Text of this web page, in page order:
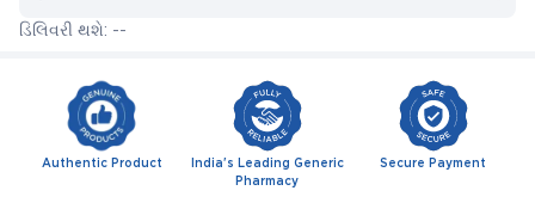
ડિલિવરી થશે: --
Authentic Product
India's Leading Generic
Pharmacy
Secure Payment